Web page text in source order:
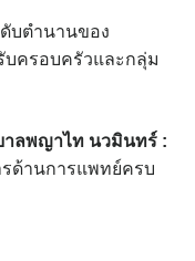
บตำนานของ
บครอบครัวและกลุ่ม
าลพญาไท นวมินทร์ :
ด้านการแพทย์ครบ